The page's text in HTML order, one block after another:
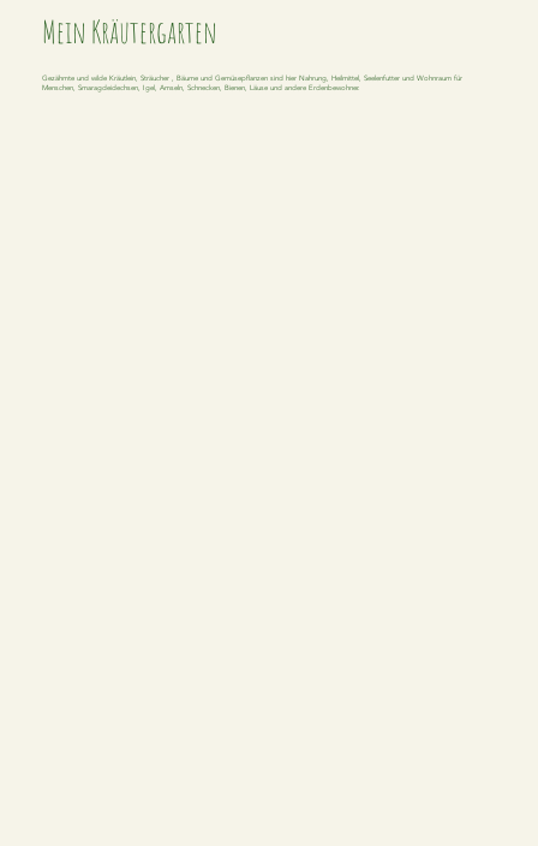
Mein Kräutergarten
Gezähmte und wilde Kräutlein, Sträucher , Bäume und Gemüsepflanzen sind hier Nahrung, Heilmittel, Seelenfutter und Wohnraum für
Menschen, Smaragdeidechsen, Igel, Amseln, Schnecken, Bienen, Läuse und andere Erdenbewohner.